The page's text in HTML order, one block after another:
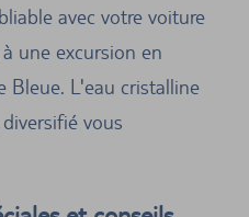
avec votre voiture
une excursion en
Bleue. L'eau cristalline
vous